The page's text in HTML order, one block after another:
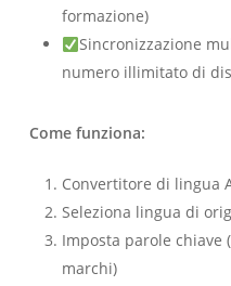
formazione)
Sincronizzazione
numero illimitato di
Come funziona:
Convertitore di lingua
Seleziona lingua di
Imposta parole
marchi)